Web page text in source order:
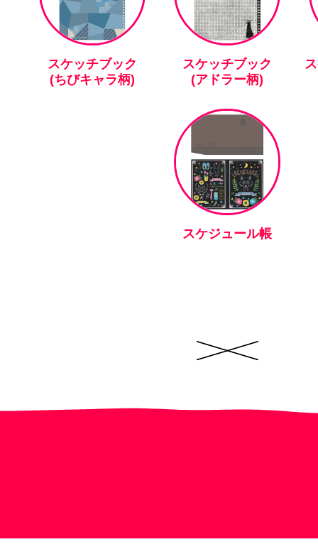
スケッチブック
(ちびキャラ柄)
スケッチブック
(アドラー柄)
スケジュール帳